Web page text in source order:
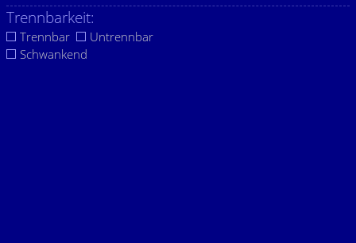
Trennbarkeit:
Trennbar
Untrennbar
Schwankend